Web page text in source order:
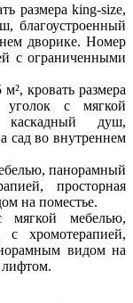
размера king-size,
благоустроенный
дворике. Номер
с ограниченными
м², кровать размера
уголок с мягкой
каскадный душ,
сад во внутреннем
панорамный
просторная
на поместье.
мебелью,
хромотерапией,
видом на